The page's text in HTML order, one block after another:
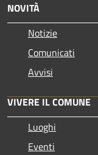
NOVITÀ
Notizie
Comunicati
Avvisi
VIVERE IL COMUNE
Luoghi
Eventi